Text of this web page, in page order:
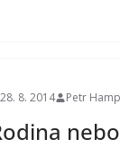
28. 8. 2014 Petr